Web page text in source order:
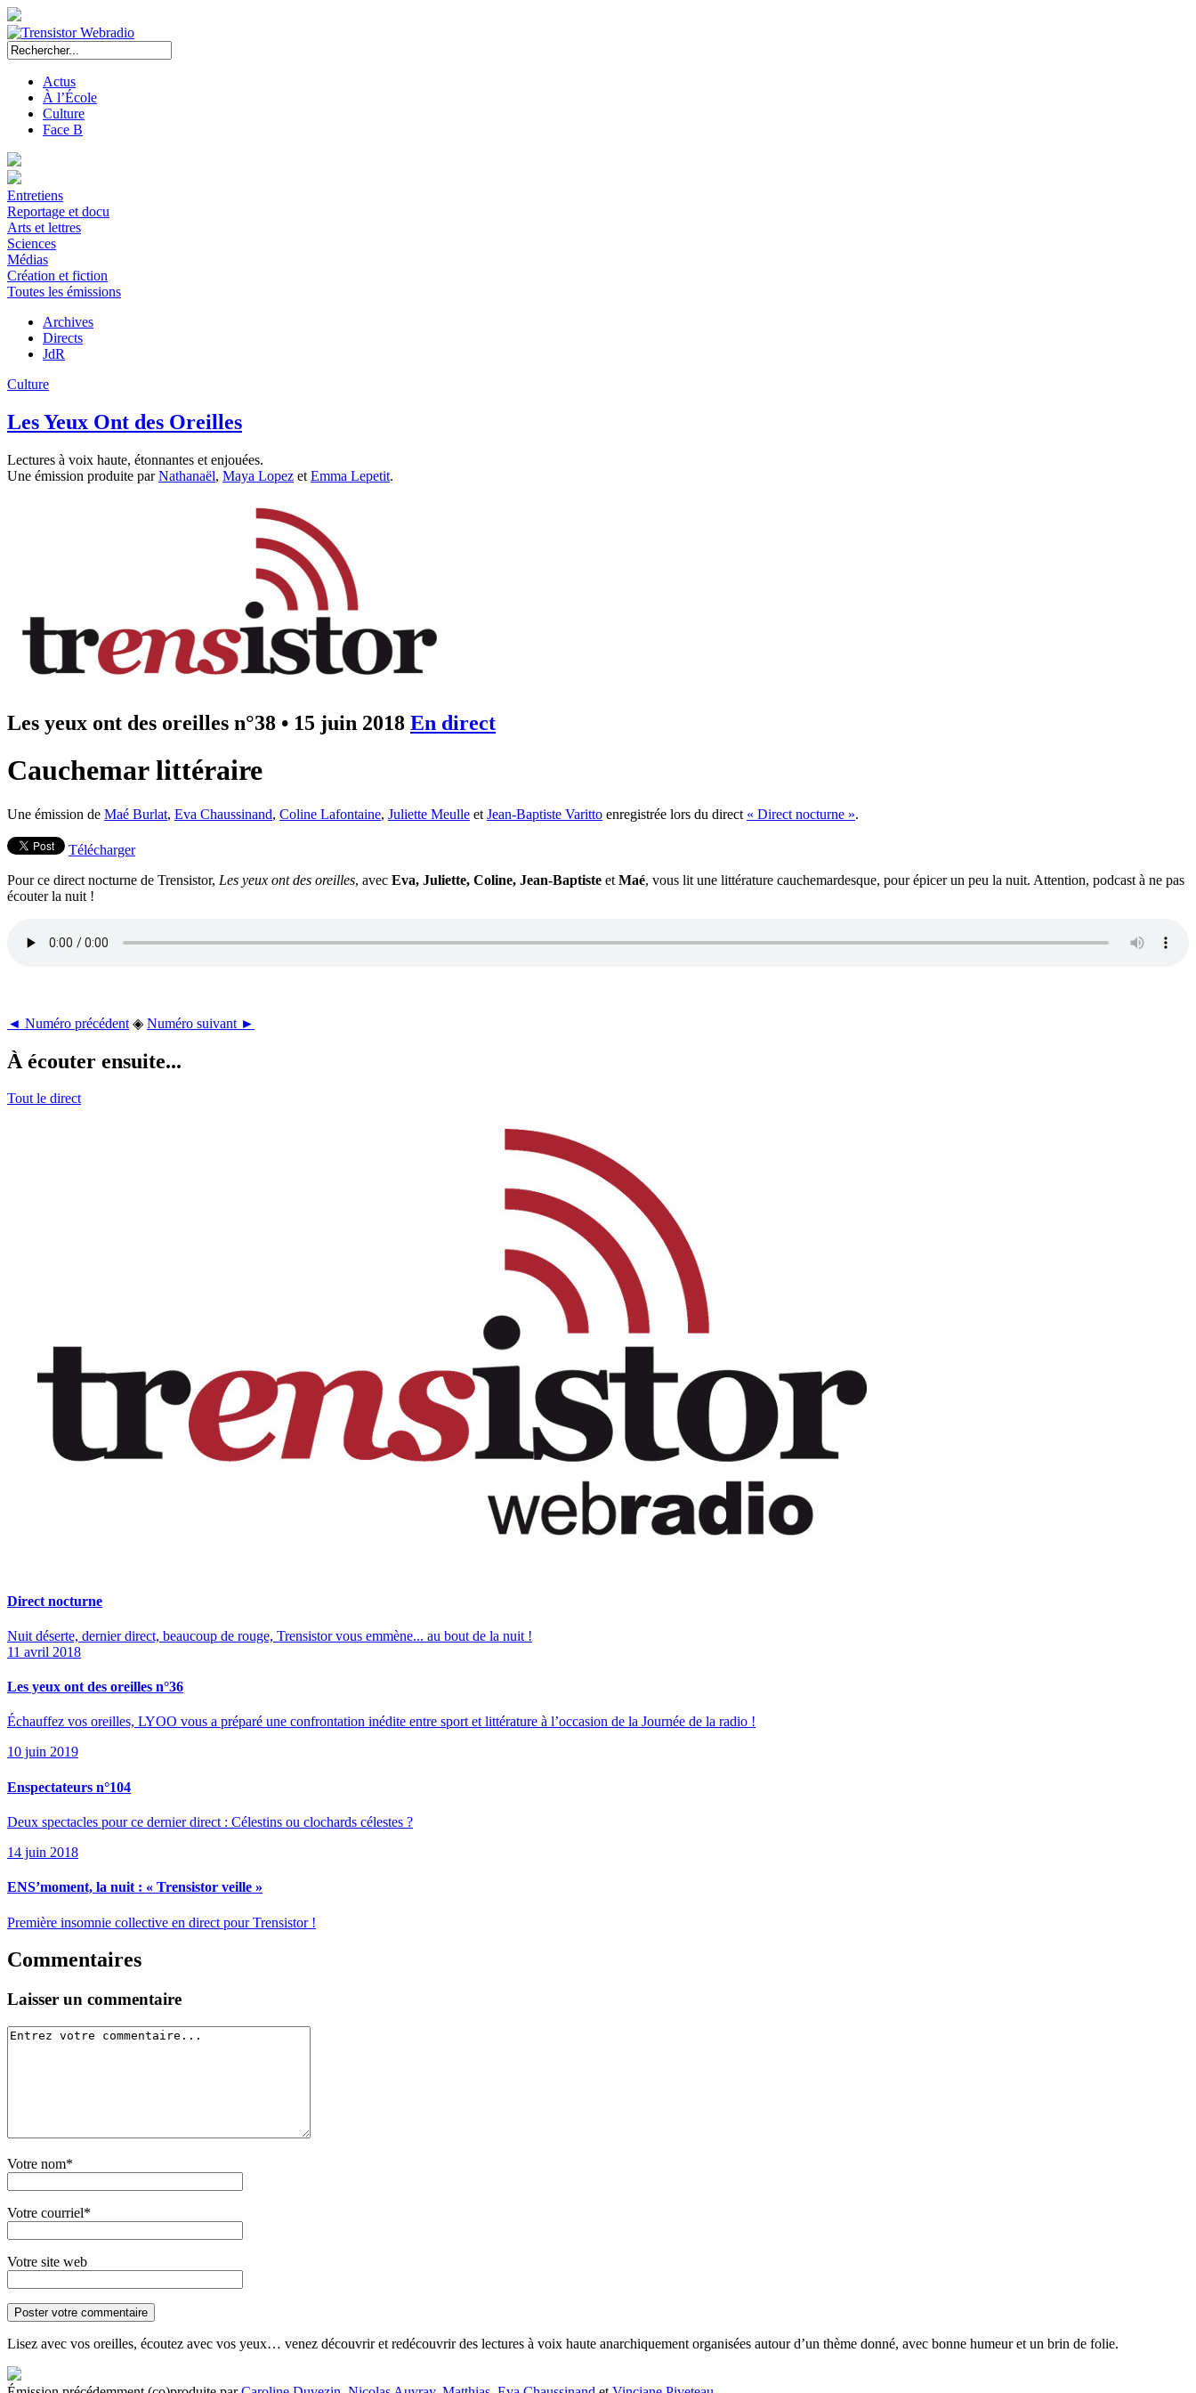
Actus
À l’École
Culture
Face B
Entretiens
Reportage et docu
Arts et lettres
Sciences
Médias
Création et fiction
Toutes les émissions
Archives
Directs
JdR
Culture
Les Yeux Ont des Oreilles
Lectures à voix haute, étonnantes et enjouées.
Une émission produite parNathanaël, Maya Lopez et Emma Lepetit.
Les yeux ont des oreilles n°38 • 15 juin 2018 En direct
Cauchemar littéraire
Une émission de Maé Burlat, Eva Chaussinand, Coline Lafontaine, Juliette Meulle et Jean-Baptiste Varitto enregistrée lors du direct « Direct nocturne ».
Télécharger
Pour ce direct nocturne de Trensistor, Les yeux ont des oreilles, avec Eva, Juliette, Coline, Jean-Baptiste et Maé, vous lit une littérature cauchemardesque, pour épicer un peu la nuit. Attention, podcast à ne pas
écouter la nuit !
◄ Numéro précédent ◈ Numéro suivant ►
À écouter ensuite...
Tout le direct
Direct nocturne
Nuit déserte, dernier direct, beaucoup de rouge, Trensistor vous emmène... au bout de la nuit !
11 avril 2018
Les yeux ont des oreilles n°36
Échauffez vos oreilles, LYOO vous a préparé une confrontation inédite entre sport et littérature à l’occasion de la Journée de la radio !
10 juin 2019
Enspectateurs n°104
Deux spectacles pour ce dernier direct : Célestins ou clochards célestes ?
14 juin 2018
ENS’moment, la nuit : « Trensistor veille »
Première insomnie collective en direct pour Trensistor !
Commentaires
Laisser un commentaire
Votre nom*
Votre courriel*
Votre site web
Lisez avec vos oreilles, écoutez avec vos yeux… venez découvrir et redécouvrir des lectures à voix haute anarchiquement organisées autour d’un thème donné, avec bonne humeur et un brin de folie.